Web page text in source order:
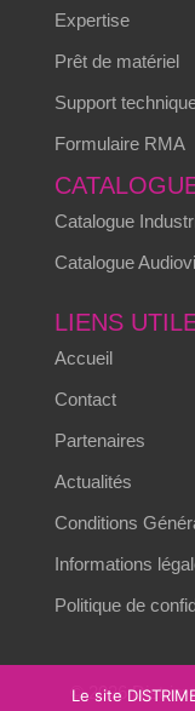
Expertise
Prêt de matériel
Support
Formulaire RMA
Catalogue
Catalogue
LIENS
Accueil
Contact
Partenaires
Actualités
Conditions
Informations
Politique de
© 2026
Le site